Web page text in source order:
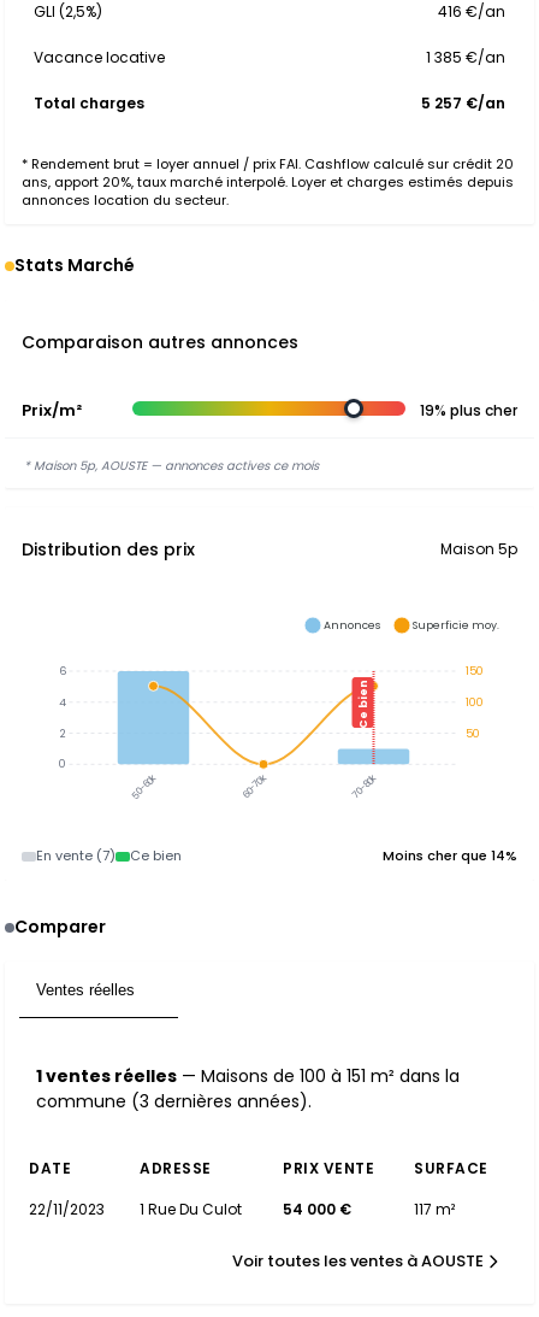
GLI (2,5%) 416 €/an
Vacance locative 1 385 €/an
Total charges 5 257 €/an
* Rendement brut = loyer annuel / prix FAI. Cashflow calculé sur crédit 20
ans, apport 20%, taux marché interpolé. Loyer et charges estimés depuis
annonces location du secteur.
Stats Marché
Comparaison autres annonces
Prix/m² 19% plus cher
* Maison 5p, AOUSTE — annonces actives ce mois
Distribution des prix Maison 5p
50-60k 60-70k 70-80k
Ce bien
150
100
50
6
4
2
0
Annonces Superficie moy.
En vente (7) Ce bien Moins cher que 14%
Comparer
Ventes réelles
1 ventes réelles — Maisons de 100 à 151 m² dans la
commune (3 dernières années).
DATE ADRESSE PRIX VENTE
SURFACE
22/11/2023
1 Rue Du Culot 54 000 € 117 m²
Voir toutes les ventes à AOUSTE